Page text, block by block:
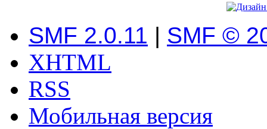
SMF 2.0.11 | SMF ©
XHTML
RSS
Мобильная версия